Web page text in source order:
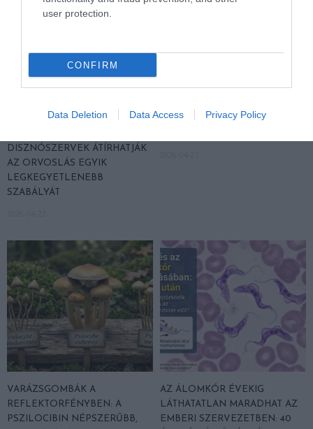
user protection.
CONFIRM
Data Deletion Data Access Privacy Policy
TRANSZPLANTÁCIÓS
DISZNÓSZERVEK ÁTÍRHATJÁK
AZ ORVOSLÁS EGYIK
LEGKEGYETLENEBB
SZABÁLYÁT
ÉS AZ ADHD EGYÜTT
VARÁZSGOMBÁK A
REFLEKTORFÉNYBEN: A
PSZILOCIBIN NÉPSZERŰBB,
AZ ÁLOMKÓR ÉVEKIG
LÁTHATATLAN MARADHAT AZ
EMBERI SZERVEZETBEN: 40